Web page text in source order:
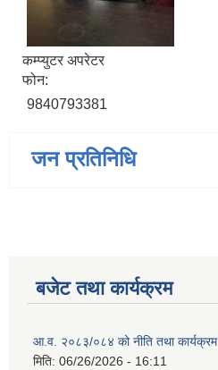
कम्प्युटर अपरेटर
फोन:
9840793381
जन प्रतिनिधि
बजेट तथा कार्यक्रम
आ.व. २०८३/०८४ को नीति तथा कार्यक्रम
मिति: 06/26/2026 - 16:11